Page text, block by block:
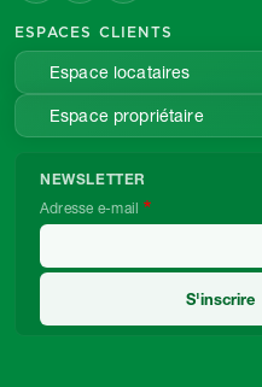
ESPACES CLIENTS
Espace locataires
Espace propriétaire
NEWSLETTER
Adresse e-mail